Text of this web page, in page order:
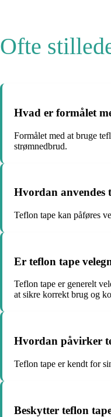
Ofte
Hvad er formålet
Formålet med at bruge
strømnedbrud.
Hvordan anvendes
Teflon tape kan påføres
Er teflon tape
Teflon tape er generelt
at sikre korrekt brug og
Hvordan påvirker
Teflon tape er kendt for
Beskytter teflon